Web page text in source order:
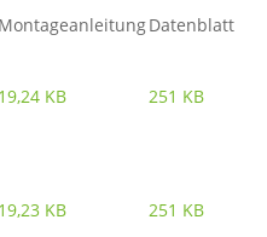
MontageanleitungDatenblatt
19,24 KB 251 KB
19,23 KB 251 KB